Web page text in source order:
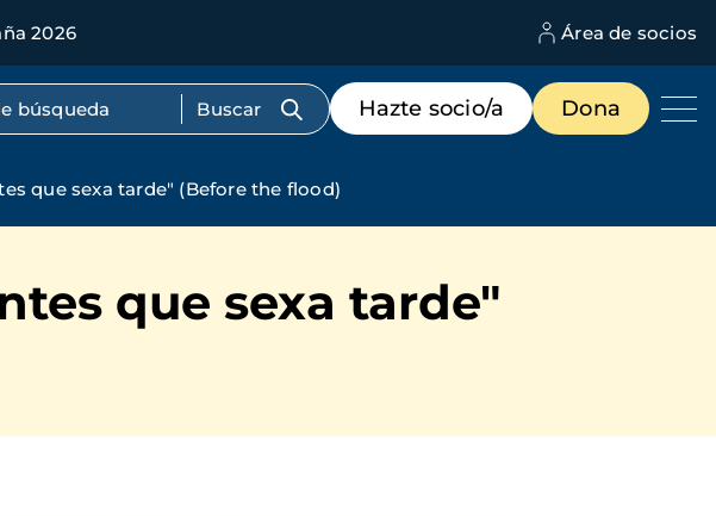
2026 Área de socios
completo
Menú
de
destacados
Hazte socio/a Dona
que sexa tarde" (Before the flood)
que sexa tarde"